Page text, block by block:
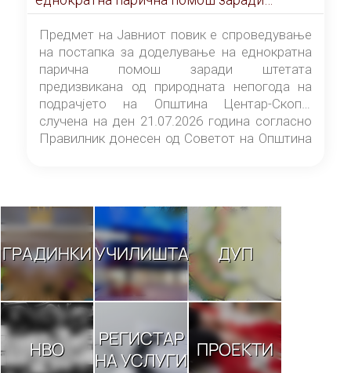
штетата предизвикана од природната
непогода на подрачјето на Општина
Центар-Скопје случена на ден 21.07.2026
година
Предмет на Јавниот повик е спроведување
на постапка за доделување на еднократна
парична помош заради штетата
предизвикана од природната непогода на
подрачјето на Општина Центар-Скопје
случена на ден 21.07.2026 година согласно
Правилник донесен од Советот на Општина
ГРАДИНКИУЧИЛИШТА ДУП
НВО
РЕГИСТАР
НА УСЛУГИ ПРОЕКТИ